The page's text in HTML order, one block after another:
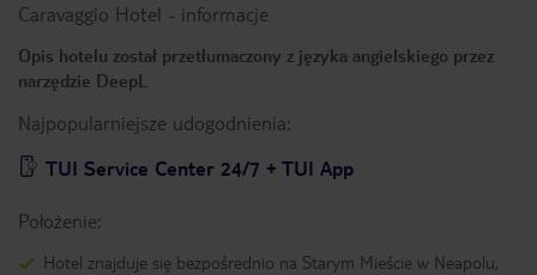
Caravaggio Hotel - informacje
Opis hotelu został przetłumaczony z języka angielskiego przez
narzędzie DeepL
Najpopularniejsze udogodnienia:
TUI Service Center 24/7 + TUI App
Położenie:
Hotel znajduje się bezpośrednio na Starym Mieście w Neapolu,